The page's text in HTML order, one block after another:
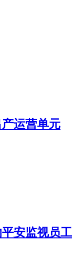
运营单元
安监视员工